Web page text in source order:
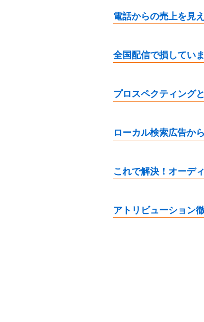
電話からの売上を見
全国配信で損してい
プロスペクティング
ローカル検索広告か
これで解決！オーデ
アトリビューション